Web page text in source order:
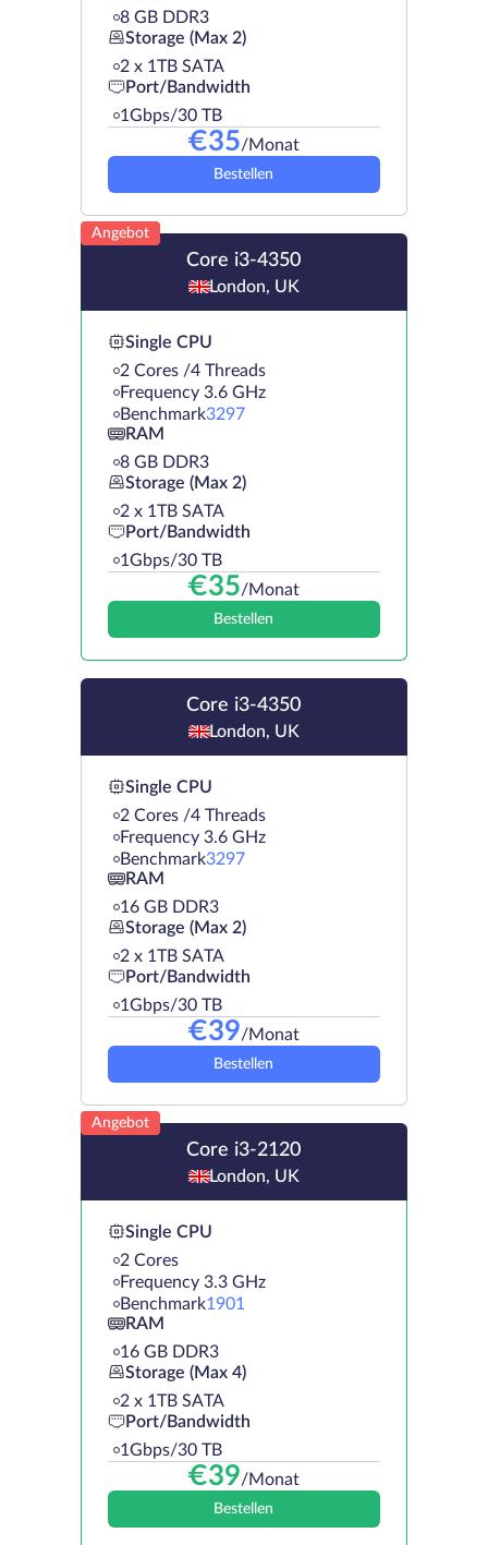
8 GB DDR3
Storage (Max 2)
2 х 1TB SATA
Port/Bandwidth
1Gbps/30 TB
€35/Monat
Bestellen
Angebot
Core i3-4350
London, UK
Single CPU
2 Cores /4 Threads
Frequency 3.6 GHz
Benchmark3297
RAM
8 GB DDR3
Storage (Max 2)
2 х 1TB SATA
Port/Bandwidth
1Gbps/30 TB
€35/Monat
Bestellen
Core i3-4350
London, UK
Single CPU
2 Cores /4 Threads
Frequency 3.6 GHz
Benchmark3297
RAM
16 GB DDR3
Storage (Max 2)
2 х 1TB SATA
Port/Bandwidth
1Gbps/30 TB
€39/Monat
Bestellen
Angebot
Core i3-2120
London, UK
Single CPU
2 Cores
Frequency 3.3 GHz
Benchmark1901
RAM
16 GB DDR3
Storage (Max 4)
2 х 1TB SATA
Port/Bandwidth
1Gbps/30 TB
€39/Monat
Bestellen